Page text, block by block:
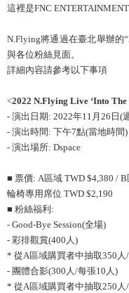
這裡是FNC ENTERTAINMENT
N.Flying將通過在臺北舉辦的
與各位粉絲見面。
詳細內容請參考以下事項
<2022 N.Flying Live ‘Into
- 演出日期: 2022年11月26日(
- 演出時間: 下午7點(當地時間)
- 演出場所: Dspace
■ 票價: A區域 TWD $4,380 /
輪椅專用席位 TWD $2,190
■ 粉絲福利:
- Good-Bye Session(全場)
- 彩排觀賞(400人)
* 從A區域購買者中抽取350
- 團體合影(300人/每張10人)
* 從A區域購買者中抽取250